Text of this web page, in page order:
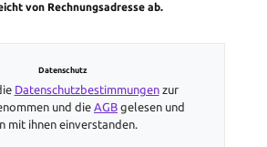
von Rechnungsadresse ab.
Datenschutz
Datenschutzbestimmungenzur
und die AGB gelesen und
mit ihnen einverstanden.